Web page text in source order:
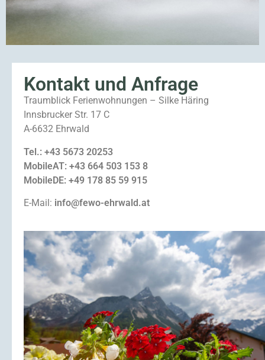
Kontakt und Anfrage
Traumblick Ferienwohnungen – Silke Häring
Innsbrucker Str. 17 C
A-6632 Ehrwald
Tel.: +43 5673 20253
MobileAT: +43 664 503 153 8
MobileDE: +49 178 85 59 915
E-Mail: info@fewo-ehrwald.at